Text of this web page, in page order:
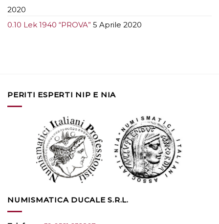
2020
0.10 Lek 1940 “PROVA” 5 Aprile 2020
PERITI ESPERTI NIP E NIA
NUMISMATICA DUCALE S.R.L.